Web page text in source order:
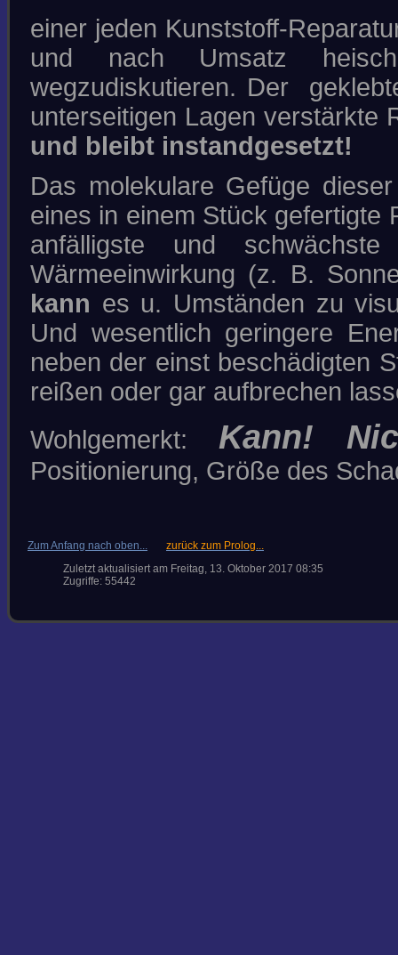
einer jeden Kunststoff-
und nach Umsatz
wegzudiskutieren. Der
unterseitigen Lagen verstärkte
und bleibt instandgesetzt!
Das molekulare Gefüge
eines in einem Stück gefertigte
anfälligste und
Wärmeeinwirkung (z. B.
kann es u. Umständen zu
Und wesentlich geringere
neben der einst beschädigten
reißen oder gar aufbrechen
Wohlgemerkt: Kann!
Positionierung, Größe des
Zum Anfang nach oben...
zurück zum Prolog...
Zuletzt aktualisiert am Freitag, 13. Oktober 2017 08:35
Zugriffe: 55442